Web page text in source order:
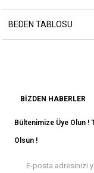
BEDEN TABLOSU
BIZDEN HABERLER
Bültenimize Üye Olun !
Olsun !